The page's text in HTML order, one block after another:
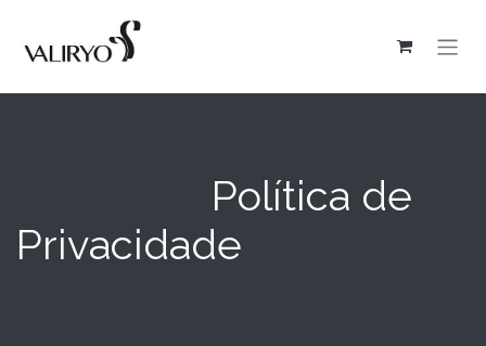
Política de
Privacidade